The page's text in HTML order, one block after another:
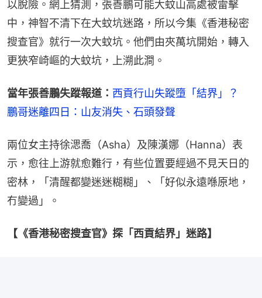
以脫險。網上猜測，張善鵬可能大蚊山高處被雷擊
中，神智不清下在大蚊坑迷路，所以今集《香港秘密
搜查官》就行一次大蚊坑。他們由夾萬坑開始，轉入
更狹窄崎嶇的大蚊坑，上溯此澗。
當年張善鵬失蹤報道： 西貢行山失蹤墮「結界」？
鵬哥迷離四日：山友消失、石頭發聲
兩位女主持徐㴓喬（Asha）及陳漢娜（Hanna）表
示，愈往上游就愈難行，有些位置要經過不見天日的
密林，「清醒都變迷迷糊糊」、「好似永遠喺原地，
冇變過」。
【《香港秘密搜查官》探「西貢結界」迷路】